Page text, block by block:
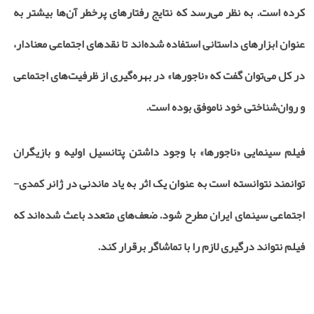
کرده است. به نظر می‌رسد که نتایج رفتارهای پرخطر آن‌ها بیشتر به
عنوان ابزارهای داستانی استفاده شده‌اند تا نقدهای اجتماعی معنادار،
در کل می‌توان گفت که «ناجورها» در بهره‌گیری از ظرفیت‌های اجتماعی
و روان‌شناختی خود ناموفق بوده است.
فیلم سینمایی «ناجورها» با وجود داشتن پتانسیل اولیه و بازیگران
توانمند نتوانسته است به عنوان یک اثر به یاد ماندنی در ژانر کمدی-
اجتماعی سینمای ایران مطرح شود. ضعف‌های متعدد باعث شده‌اند که
فیلم نتواند درگیری لازم را با تماشاگر برقرار کند.